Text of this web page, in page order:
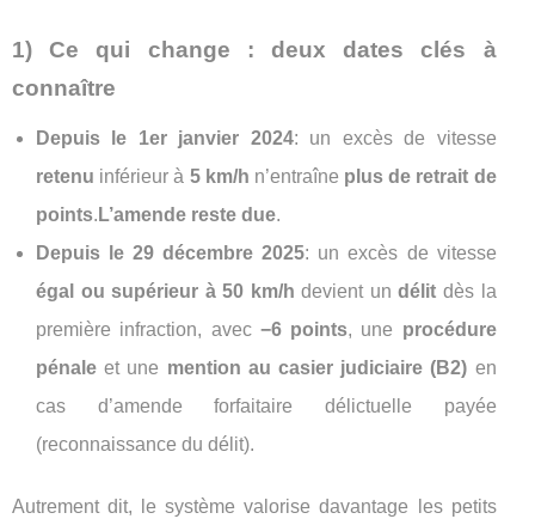
1) Ce qui change : deux dates clés à
connaître
Depuis le 1er janvier 2024: un excès de vitesse
retenu inférieur à 5 km/h n’entraîne plus de retrait de
points. L’amende reste due.
Depuis le 29 décembre 2025: un excès de vitesse
égal ou supérieur à 50 km/h devient undélit dès la
première infraction, avec −6 points, une procédure
pénale et une mention au casier judiciaire (B2) en
cas d’amende forfaitaire délictuelle payée
(reconnaissance du délit).
Autrement dit, le système valorise davantage les petits